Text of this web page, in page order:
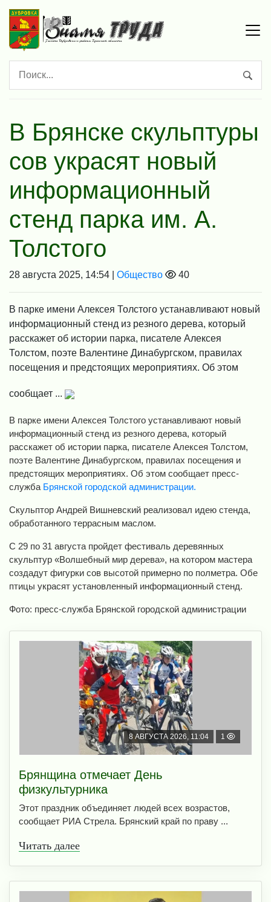
В Брянске скульптуры
сов украсят новый
информационный
стенд парка им. А.
Толстого
28 августа 2025, 14:54 | Общество 40
В парке имени Алексея Толстого устанавливают новый
информационный стенд из резного дерева, который
расскажет об истории парка, писателе Алексея
Толстом, поэте Валентине Динабургском, правилах
посещения и предстоящих мероприятиях. Об этом
сообщает ...
В парке имени Алексея Толстого устанавливают новый
информационный стенд из резного дерева, который
расскажет об истории парка, писателе Алексея Толстом,
поэте Валентине Динабургском, правилах посещения и
предстоящих мероприятиях. Об этом сообщает пресс-
служба Брянской городской администрации.
Скульптор Андрей Вишневский реализовал идею стенда,
обработанного террасным маслом.
С 29 по 31 августа пройдет фестиваль деревянных
скульптур «Волшебный мир дерева», на котором мастера
создадут фигурки сов высотой примерно по полметра. Обе
птицы украсят установленный информационный стенд.
Фото: пресс-служба Брянской городской администрации
8 АВГУСТА 2026, 11:04 1
Брянщина отмечает День
физкультурника
Этот праздник объединяет людей всех возрастов,
сообщает РИА Стрела. Брянский край по праву ...
Читать далее